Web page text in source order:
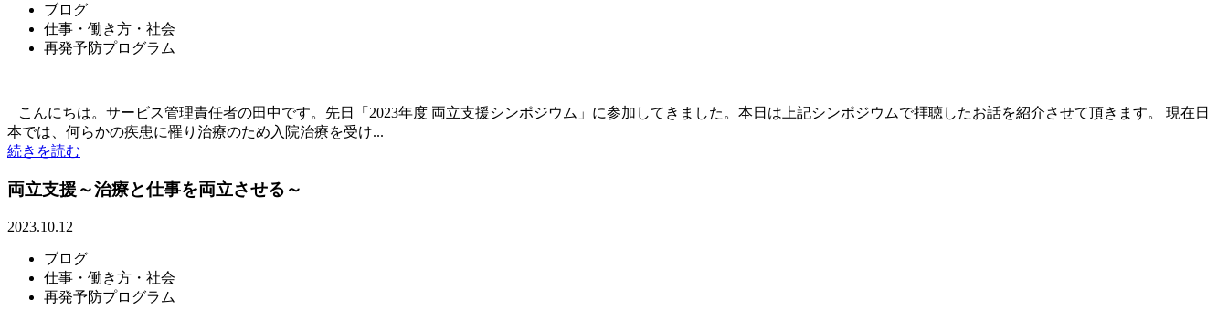
ブログ
仕事・働き方・社会
再発予防プログラム
こんにちは。サービス管理責任者の田中です。先日「2023年度 両立支援シンポジウム」に参加してきました。本日は上記シンポジウムで拝聴したお話を紹介させて頂きます。 現在日
本では、何らかの疾患に罹り治療のため入院治療を受け...
続きを読む
両立支援～治療と仕事を両立させる～
2023.10.12
ブログ
仕事・働き方・社会
再発予防プログラム